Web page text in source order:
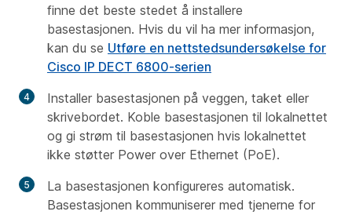
finne det beste stedet å installere
basestasjonen. Hvis du vil ha mer informasjon,
kan du se Utføre en nettstedsundersøkelse for
Cisco IP DECT 6800-serien
Installer basestasjonen på veggen, taket eller
skrivebordet. Koble basestasjonen til lokalnettet
og gi strøm til basestasjonen hvis lokalnettet
ikke støtter Power over Ethernet (PoE).
La basestasjonen konfigureres automatisk.
Basestasjonen kommuniserer med tjenerne for